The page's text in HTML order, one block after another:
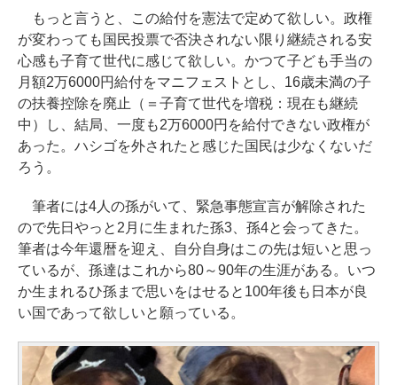
もっと言うと、この給付を憲法で定めて欲しい。政権
が変わっても国民投票で否決されない限り継続される安
心感も子育て世代に感じて欲しい。かつて子ども手当の
月額2万6000円給付をマニフェストとし、16歳未満の子
の扶養控除を廃止（＝子育て世代を増税：現在も継続
中）し、結局、一度も2万6000円を給付できない政権が
あった。ハシゴを外されたと感じた国民は少なくないだ
ろう。
筆者には4人の孫がいて、緊急事態宣言が解除された
ので先日やっと2月に生まれた孫3、孫4と会ってきた。
筆者は今年還暦を迎え、自分自身はこの先は短いと思っ
ているが、孫達はこれから80～90年の生涯がある。いつ
か生まれるひ孫まで思いをはせると100年後も日本が良
い国であって欲しいと願っている。